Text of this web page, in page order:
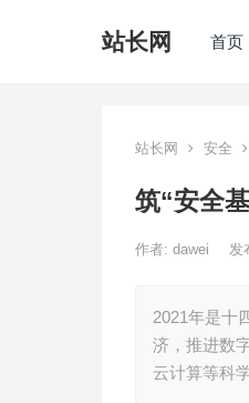
站长网 首页
站长网 安全
筑“安全
作者: dawei 发
2021年是十
济，推进数
云计算等科